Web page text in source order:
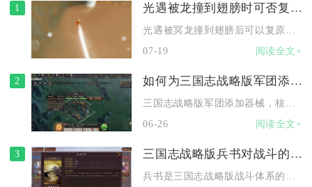
1 光遇被龙撞到翅膀时可否复原
07-19
阅读全文+
2 如何为三国志战略版军团添加器械
06-26
阅读全文+
3 三国志战略版兵书对战斗的重要性如何